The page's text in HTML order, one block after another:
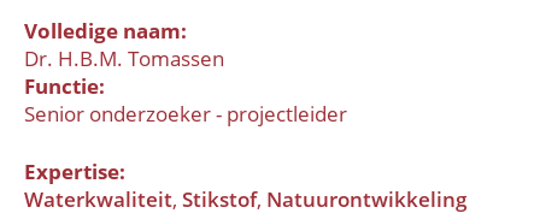
Volledige naam
Dr. H.B.M. Tomassen
Functie
Senior onderzoeker - projectleider
Expertise
Waterkwaliteit Stikstof Natuurontwikkeling